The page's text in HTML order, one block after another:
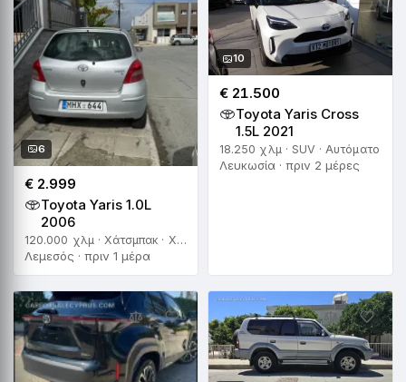
6
€ 2.999
Toyota Yaris 1.0L
2006
120.000 χλμ · Χάτσμπακ · Χειροκίνητο
Λεμεσός · πριν 1 μέρα
10
€ 21.500
Toyota Yaris Cross
1.5L 2021
18.250 χλμ · SUV · Αυτόματο
Λευκωσία · πριν 2 μέρες